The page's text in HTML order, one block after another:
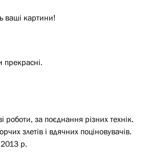
ваші картини!
роботи, за поєднання різних технік.
злетів і вдячних поціновувачів.
р.